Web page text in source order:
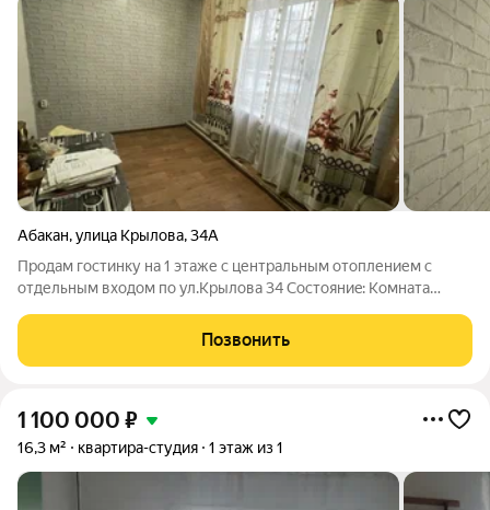
Абакан,улица Крылова,34А
Продам гостинку на 1 этаже с центральным отоплением с
отдельным входом по ул.Крылова 34 Сocтояниe: Комнатa
Позвонить
1 100 000 ₽
16,3 м² квартира-студия 1 этаж из 1